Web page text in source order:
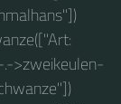
>zweikeulen-